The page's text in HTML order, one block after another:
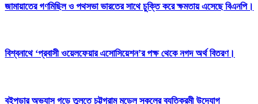
জামায়াতের গণমিছিল ও পথসভা ভারতের সাথে চুক্তি করে ক্ষমতায় এসেছে বিএনপি।
বিশ্বনাথে ‘প্রবাসী ওয়েলফেয়ার এসোসিয়েশন’র পক্ষ থেকে নগদ অর্থ বিতরণ।
বইপড়ার অভ্যাস গড়ে তুলতে চট্টগ্রাম মডেল স্কুলের ব্যতিক্রমী উদ্যোগ